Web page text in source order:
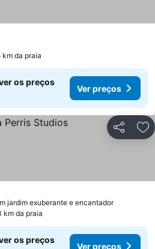
km da praia
os preços
Ver preços
Partilhar
jardim exuberante e encantador
km da praia
os preços
Ver preços